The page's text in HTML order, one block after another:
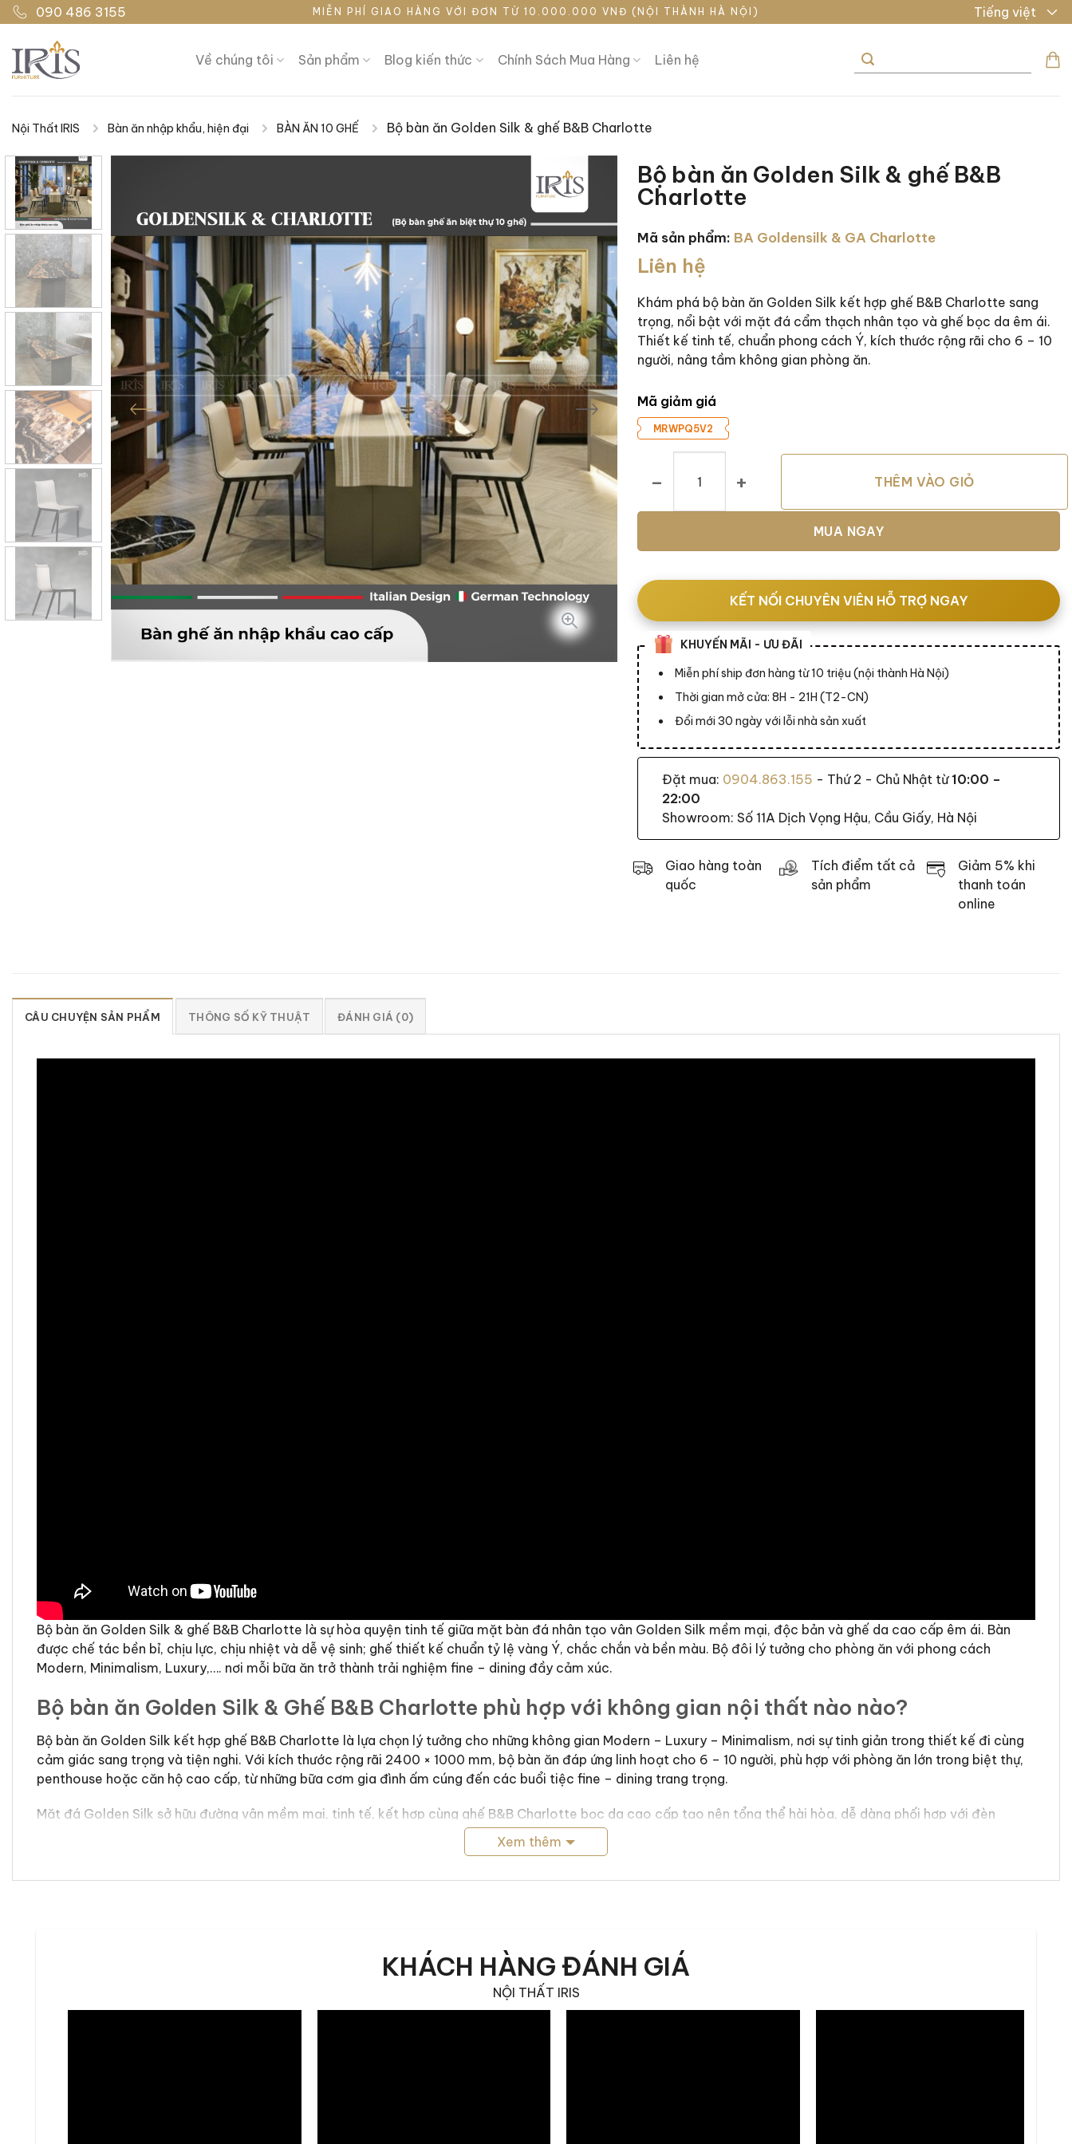
Bỏ
qua
nội
dung
090 486 3155 MIỄN PHÍ GIAO HÀNG VỚI ĐƠN TỪ 10.000.000 VNĐ (NỘI THÀNH HÀ NỘI) Tiếng việt
Về chúng tôi Sản phẩm Blog kiến thức Chính Sách Mua Hàng Liên hệ
kiếm:
Nội Thất IRIS Bàn ăn nhập khẩu, hiện đại BÀN ĂN 10 GHẾ Bộ bàn ăn Golden Silk & ghế B&B Charlotte
Bộ bàn ăn Golden Silk & ghế B&B
Charlotte
Mã sản phẩm: BA Goldensilk & GA Charlotte
Liên hệ
Khám phá bộ bàn ăn Golden Silk kết hợp ghế B&B Charlotte sang
trọng, nổi bật với mặt đá cẩm thạch nhân tạo và ghế bọc da êm ái.
Thiết kế tinh tế, chuẩn phong cách Ý, kích thước rộng rãi cho 6 – 10
người, nâng tầm không gian phòng ăn.
Mã giảm giá
MRWPQ5V2
Bộ bàn ăn Golden Silk & ghế B&B Charlotte số lượng
THÊM VÀO GIỎ
MUA NGAY
KẾT NỐI CHUYÊN VIÊN HỖ TRỢ NGAY
KHUYẾN MÃI - ƯU ĐÃI
Miễn phí ship đơn hàng từ 10 triệu (nội thành Hà Nội)
Thời gian mở cửa: 8H - 21H (T2-CN)
Đổi mới 30 ngày với lỗi nhà sản xuất
Đặt mua: 0904.863.155 - Thứ 2 - Chủ Nhật từ10:00 –
22:00
Showroom: Số 11A Dịch Vọng Hậu, Cầu Giấy, Hà Nội
Giao hàng toàn
quốc
Tích điểm tất cả
sản phẩm
Giảm 5% khi
thanh toán
online
CÂU CHUYỆN SẢN PHẨM ĐÁNH GIÁ (0)
THÔNG SỐ KỸ THUẬT
Bộ bàn ăn Golden Silk & ghế B&B Charlotte là sự hòa quyện tinh tế giữa mặt bàn đá nhân tạo vân Golden Silk mềm mại, độc bản và ghế da cao cấp êm ái. Bàn
được chế tác bền bỉ, chịu lực, chịu nhiệt và dễ vệ sinh; ghế thiết kế chuẩn tỷ lệ vàng Ý, chắc chắn và bền màu. Bộ đôi lý tưởng cho phòng ăn với phong cách
Modern, Minimalism, Luxury,…. nơi mỗi bữa ăn trở thành trải nghiệm fine – dining đầy cảm xúc.
Bộ bàn ăn Golden Silk & Ghế B&B Charlotte phù hợp với không gian nội thất nào nào?
Bộ bàn ăn Golden Silk kết hợp ghế B&B Charlotte là lựa chọn lý tưởng cho những không gian Modern – Luxury – Minimalism, nơi sự tinh giản trong thiết kế đi cùng
cảm giác sang trọng và tiện nghi. Với kích thước rộng rãi 2400 × 1000 mm, bộ bàn ăn đáp ứng linh hoạt cho 6 – 10 người, phù hợp với phòng ăn lớn trong biệt thự,
penthouse hoặc căn hộ cao cấp, từ những bữa cơm gia đình ấm cúng đến các buổi tiệc fine – dining trang trọng.
Mặt đá Golden Silk sở hữu đường vân mềm mại, tinh tế, kết hợp cùng ghế B&B Charlotte bọc da cao cấp tạo nên tổng thể hài hòa, dễ dàng phối hợp với đèn
chùm, tủ rượu hay các chi tiết décor mang phong cách Ý. Từng tỷ lệ thiết kế được tính toán kỹ lưỡng nhằm mang lại trải nghiệm ăn uống thoải mái, sang trọng và
Xem thêm
KHÁCH HÀNG ĐÁNH GIÁ
NỘI THẤT IRIS